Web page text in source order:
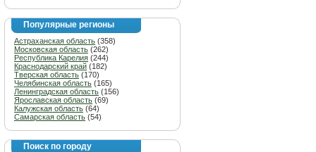
Популярные регионы
Астраханская область (358)
Московская область (262)
Республика Карелия (244)
Краснодарский край (182)
Тверская область (170)
Челябинская область (165)
Ленинградская область (156)
Ярославская область (69)
Калужская область (64)
Самарская область (54)
Поиск по городу